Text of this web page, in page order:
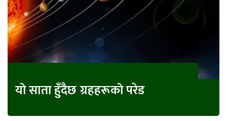
यो साता हुँदैछ ग्रहहरूको परेड